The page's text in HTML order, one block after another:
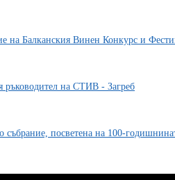
на Балканския Винен Конкурс и
ръководител на СТИВ - Загреб
събрание, посветена на 100-